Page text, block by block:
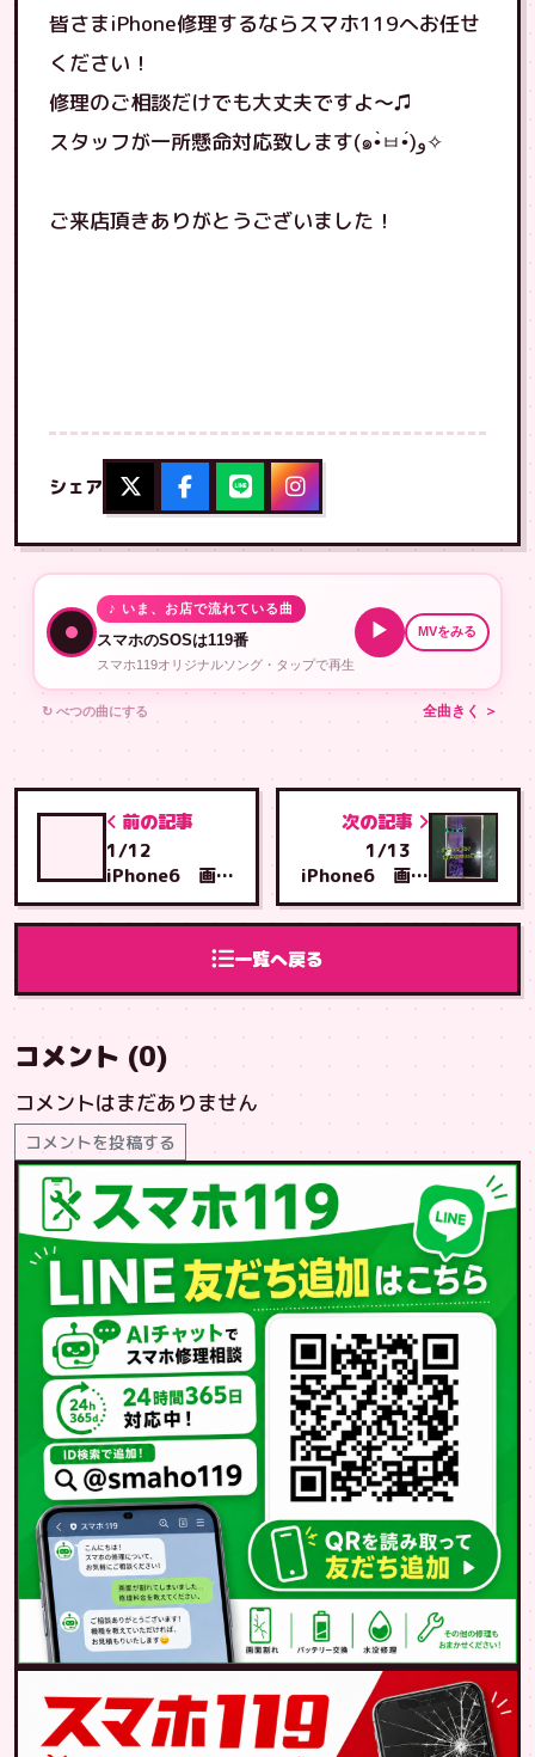
皆さまiPhone修理するならスマホ119へお任せ
ください！
修理のご相談だけでも大丈夫ですよ〜♫
スタッフが一所懸命対応致します(๑•̀ㅂ•́)و✧
ご来店頂きありがとうございました！
シェア
♪ いま、お店で流れている曲
スマホのSOSは119番
スマホ119オリジナルソング・タップで再生
▶ MVをみる
↻ べつの曲にする 全曲きく ＞
前の記事
1/12
iPhone6 画面
交換 那覇市国
場からとよみ店
一覧へ戻る
次の記事
1/13
iPhone6 画面
交換 福岡県か
ら泡瀬店へご来
コメント (0)
コメントはまだありません
コメントを投稿する